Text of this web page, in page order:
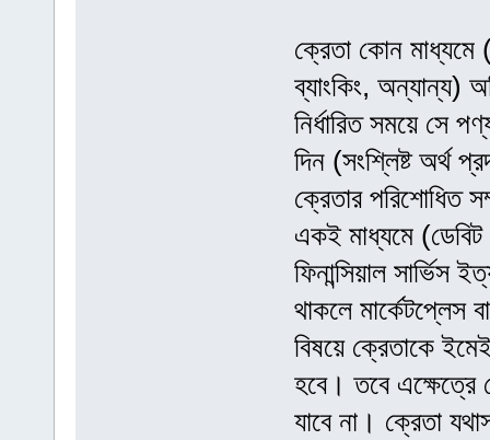
ক্রেতা কোন মাধ্যমে
ব্যাংকিং, অন্যান্য)
নির্ধারিত সময়ে সে
দিন (সংশ্লিষ্ট অর্থ
ক্রেতার পরিশোধিত
একই মাধ্যমে (ডেবিট
ফিনান্সিয়াল
থাকলে মার্কেটপ্লেস
বিষয়ে ক্রেতাকে
হবে। তবে এক্ষেত্রে
যাবে না। ক্রেতা